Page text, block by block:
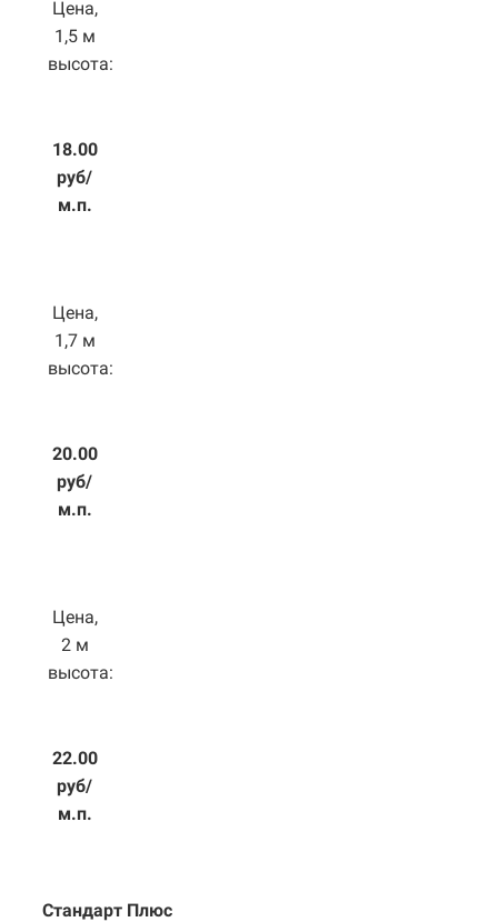
Цена,
1,5 м
высота:
18.00
руб/
м.п.
Цена,
1,7 м
высота:
20.00
руб/
м.п.
Цена,
2 м
высота:
22.00
руб/
м.п.
Стандарт Плюс